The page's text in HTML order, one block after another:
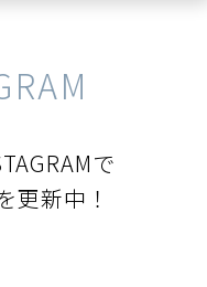
で
更新中！